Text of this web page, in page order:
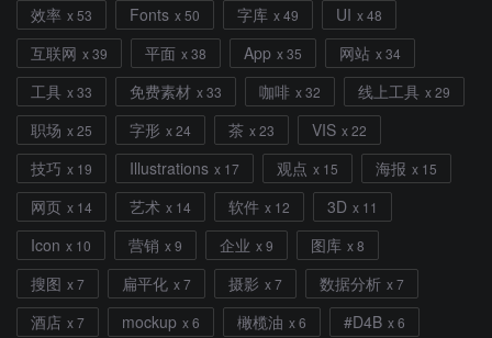
效率 x 53 Fonts x 50 字库 x 49 UI x 48
互联网 x 39 平面 x 38 App x 35 网站 x 34
工具 x 33 免费素材 x 33 咖啡 x 32 线上工具 x 29
职场 x 25 字形 x 24 茶 x 23 VIS x 22
技巧 x 19 Illustrations x 17 观点 x 15 海报 x 15
网页 x 14 艺术 x 14 软件 x 12 3D x 11
Icon x 10 营销 x 9 企业 x 9 图库 x 8
搜图 x 7 扁平化 x 7 摄影 x 7 数据分析 x 7
酒店 x 7 mockup x 6 橄榄油 x 6 #D4B x 6